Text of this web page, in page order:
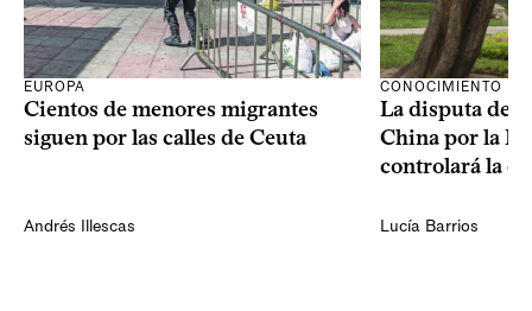
EUROPA
Cientos de menores migrantes
siguen por las calles de Ceuta
Andrés Illescas
CONOCIMIENTO
La disputa de
China por la
controlará la
Lucía Barrios